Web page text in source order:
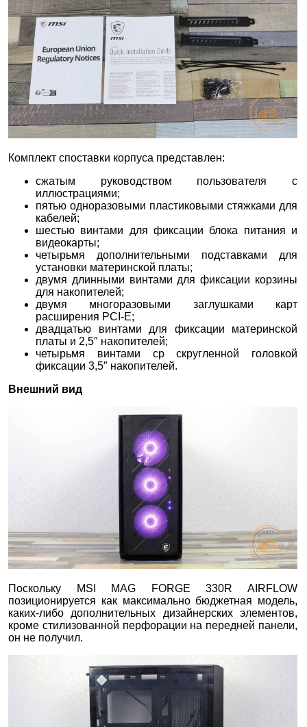
Комплект споставки корпуса представлен:
сжатым руководством пользователя с
иллюстрациями;
пятью одноразовыми пластиковыми стяжками для
кабелей;
шестью винтами для фиксации блока питания и
видеокарты;
четырьмя дополнительными подставками для
установки материнской платы;
двумя длинными винтами для фиксации корзины
для накопителей;
двумя многоразовыми заглушками карт
расширения PCI-E;
двадцатью винтами для фиксации материнской
платы и 2,5″ накопителей;
четырьмя винтами ср скругленной головкой
фиксации 3,5″ накопителей.
Внешний вид
Поскольку MSI MAG FORGE 330R AIRFLOW
позиционируется как максимально бюджетная модель,
каких-либо дополнительных дизайнерских элементов,
кроме стилизованной перфорации на передней панели,
он не получил.